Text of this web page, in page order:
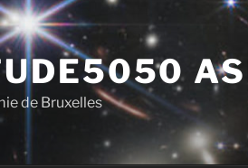
de Bruxelles